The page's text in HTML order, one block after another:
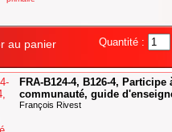
au panier Quantité :
FRA-B124-4, B126-4, Participe
communauté, guide
François Rivest